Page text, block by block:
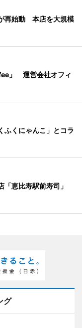
再始動 本店を大規模
」 運営会社オフィ
ふくにゃんこ」とコラ
「恵比寿駅前寿司」
グ